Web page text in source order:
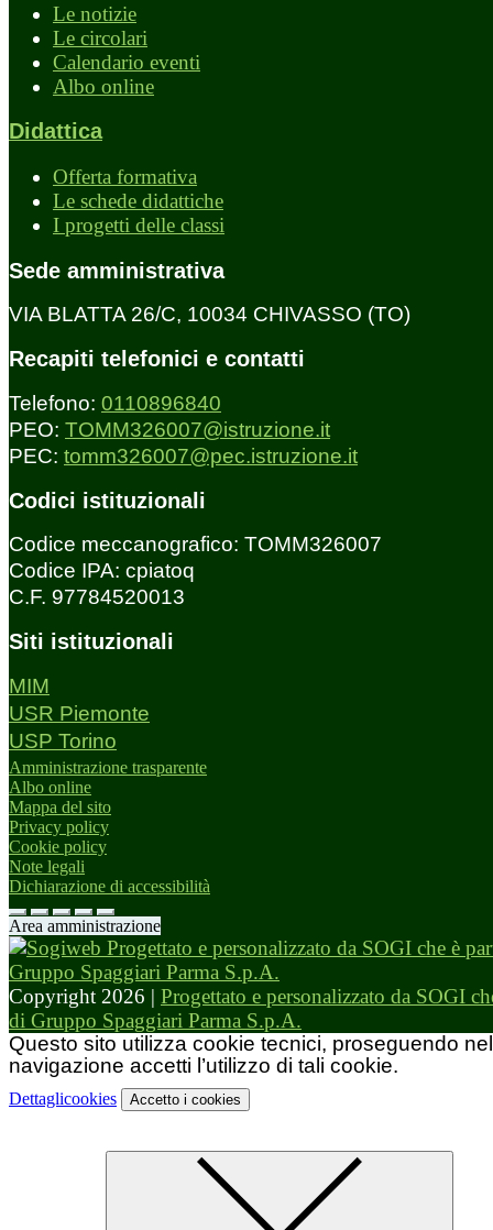
Le notizie
Le circolari
Calendario eventi
Albo online
Didattica
Offerta formativa
Le schede didattiche
I progetti delle classi
Sede amministrativa
VIA BLATTA 26/C, 10034 CHIVASSO (TO)
Recapiti telefonici e contatti
Telefono: 0110896840
PEO: TOMM326007@istruzione.it
PEC: tomm326007@pec.istruzione.it
Codici istituzionali
Codice meccanografico: TOMM326007
Codice IPA: cpiatoq
C.F. 97784520013
Siti istituzionali
MIM
USR Piemonte
USP Torino
Amministrazione trasparente
Albo online
Mappa del sito
Privacy policy
Cookie policy
Note legali
Dichiarazione di accessibilità
Area amministrazione
Copyright 2026 | Progettato e personalizzato da SOGI
di Gruppo Spaggiari Parma S.p.A.
Questo sito utilizza cookie tecnici, proseguendo
navigazione accetti l’utilizzo di tali cookie.
Dettaglicookies Accetto i cookies